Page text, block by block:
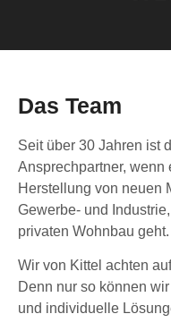
Das Team
Seit über 30 Jahren ist
Ansprechpartner,
Herstellung von neuen
Gewerbe- und
privaten Wohnbau geht.
Wir von Kittel achten
Denn nur so können
und individuelle